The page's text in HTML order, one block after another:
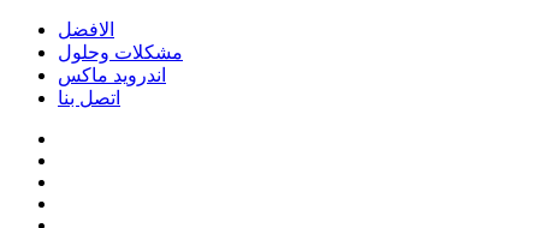
الافضل
مشكلات وحلول
اندرويد ماكس
اتصل بنا